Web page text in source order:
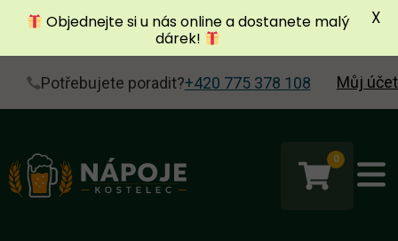
Potřebujete poradit?+420 775 378 108 Můj účet
0
Objednejte si u nás online a dostanete malý
dárek!
X